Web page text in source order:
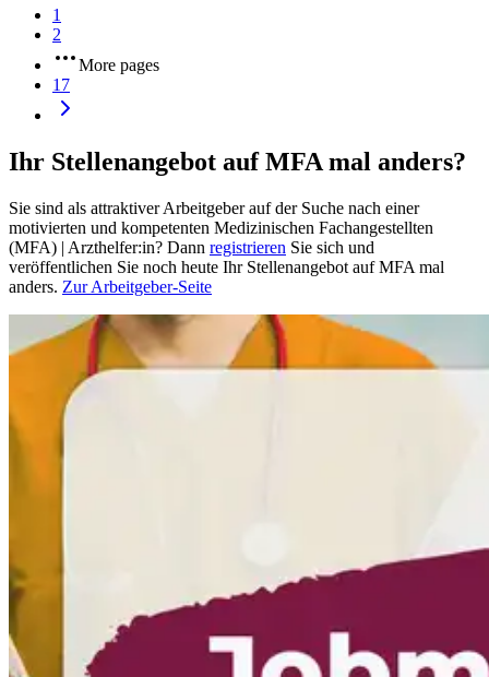
1
2
More pages
17
Ihr Stellenangebot auf MFA mal anders?
Sie sind als attraktiver Arbeitgeber auf der Suche nach einer
motivierten und kompetenten Medizinischen Fachangestellten
(MFA) | Arzthelfer:in? Dann registrieren Sie sich und
veröffentlichen Sie noch heute Ihr Stellenangebot auf MFA mal
anders. Zur Arbeitgeber-Seite